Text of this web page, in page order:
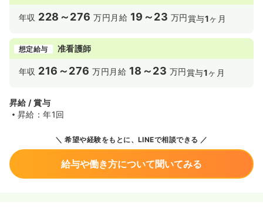
年収 228～276 万円 月給 19～23 万円賞与1ヶ月
想定給与 准看護師
年収 216～276 万円 月給 18～23 万円賞与1ヶ月
昇給 / 賞与
昇給：年1回
希望や経験をもとに、LINEで相談できる
給与や働き方について聞いてみる